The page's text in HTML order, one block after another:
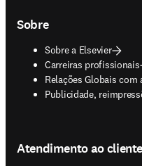
Sobre
Sobre a Elsevier
Carreiras profissionais
Relações Globais com
Publicidade,
opens in new tab/
Atendimento ao cliente